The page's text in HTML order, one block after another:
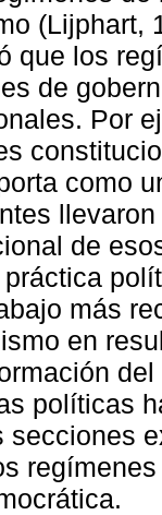
(Lijphart,
que los
de
Por
como
de
más
en
políticas
secciones